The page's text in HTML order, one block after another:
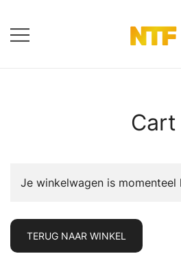
naar
de
Cart
Je winkelwagen is momenteel
TERUG NAAR WINKEL